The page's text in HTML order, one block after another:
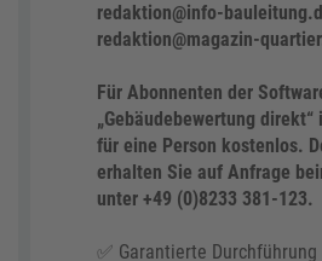
redaktion@info-
redaktion@magazin-
Für Abonnenten der
„Gebäudebewertung
für eine Person kostenlos.
erhalten Sie auf Anfrage
unter +49 (0)8233 381-123.
✅ Garantierte Durchführung